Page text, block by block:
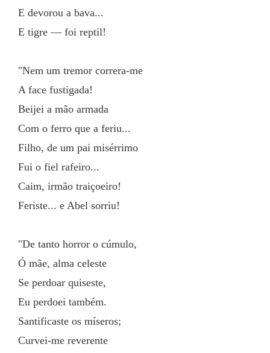
E devorou a bava...
E tigre — foi reptil!
"Nem um tremor correra-me
A face fustigada!
Beijei a mão armada
Com o ferro que a feriu...
Filho, de um pai misérrimo
Fui o fiel rafeiro...
Caim, irmão traiçoeiro!
Feriste... e Abel sorriu!
"De tanto horror o cúmulo,
Ó mãe, alma celeste
Se perdoar quiseste,
Eu perdoei também.
Santificaste os míseros;
Curvei-me reverente